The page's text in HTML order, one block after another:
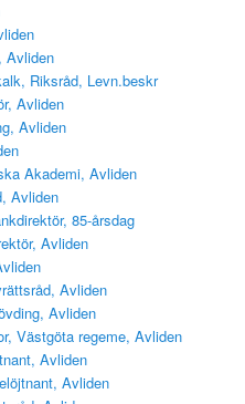
Avliden
Riksråd, Levn.beskr
Avliden
Avliden
Akademi, Avliden
Avliden
85-årsdag
Avliden
Avliden
Avliden
Västgöta regeme, Avliden
Avliden
Avliden